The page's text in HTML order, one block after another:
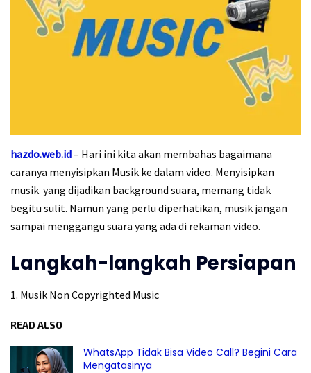
hazdo.web.id– Hari ini kita akan membahas bagaimana
caranya menyisipkan Musik ke dalam video. Menyisipkan
musik yang dijadikan background suara, memang tidak
begitu sulit. Namun yang perlu diperhatikan, musik jangan
sampai menggangu suara yang ada di rekaman video.
Langkah-langkah Persiapan
1. Musik Non Copyrighted Music
READ ALSO
WhatsApp Tidak Bisa Video Call? Begini Cara
Mengatasinya